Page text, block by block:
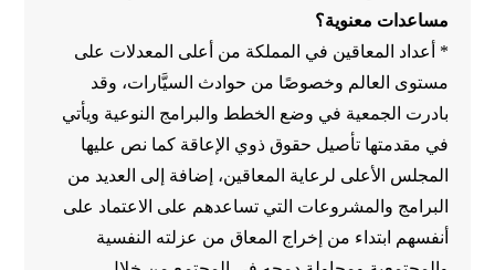
مساعدات معنوية؟
* أعداد المعاقين في المملكة من أعلى المعدلات على
مستوى العالم وخصوصًا من حوادث السيَّارات، وقد
بادرت الجمعية في وضع الخطط والبرامج النوعية ويأتي
في مقدمتها تأصيل حقوق ذوي الإعاقة كما نص عليها
المجلس الأعلى لرعاية المعاقين، إضافة إلى العديد من
البرامج والمشروعات التي تساعدهم على الاعتماد على
أنفسهم ابتداء من إخراج المعاق من عزلته النفسية